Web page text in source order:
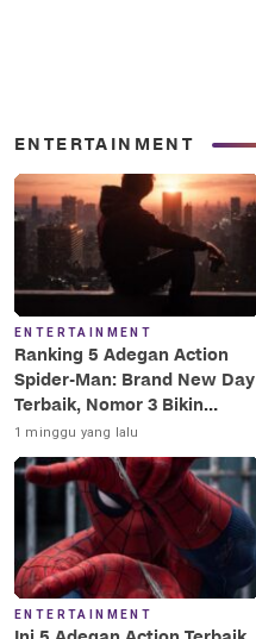
ENTERTAINMENT
ENTERTAINMENT
Ranking 5 Adegan Action
Spider-Man: Brand New Day
Terbaik, Nomor 3 Bikin
Terkesima!
1 minggu yang lalu
ENTERTAINMENT